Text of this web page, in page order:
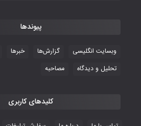
پیوندها
وبسایت انگلیسی گزارش‌ها خبرها
تحلیل و دیدگاه
مصاحبه
کلیدهای کاربری